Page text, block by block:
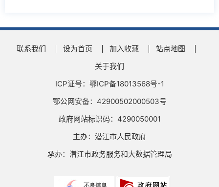
联系我们 设为首页 加入收藏
站点地图
关于我们
ICP证号：鄂ICP备18013568号-1
鄂公网安备：42900502000503号
政府网站标识码：4290050001
主办：潜江市人民政府
承办：潜江市政务服务和大数据管理局